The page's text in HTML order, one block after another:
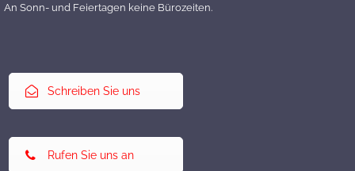
An Sonn- und Feiertagen keine Bürozeiten.
Schreiben Sie uns
Rufen Sie uns an